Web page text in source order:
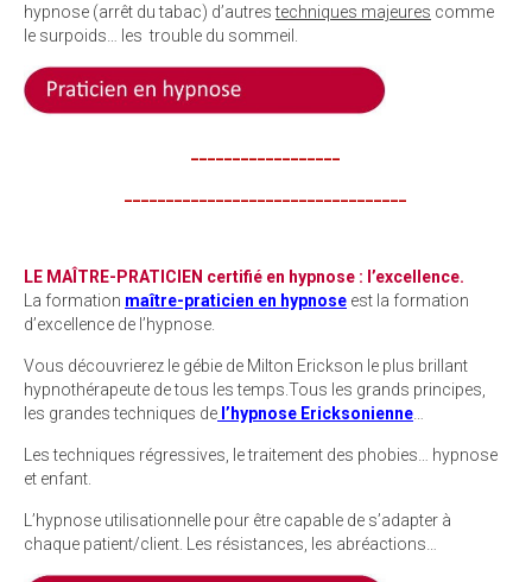
hypnose (arrêt du tabac) d’autrestechniques majeures comme
le surpoids… les trouble du sommeil.
LE MAÎTRE-PRATICIEN certifié en hypnose : l’excellence.
La formation maître-praticien en hypnose est la formation
d’excellence de l’hypnose.
Vous découvrierez le gébie de Milton Erickson le plus brillant
hypnothérapeute de tous les temps.Tous les grands principes,
les grandes techniques de l’hypnose Ericksonienne
Les techniques régressives, le traitement des phobies… hypnose
et enfant.
L’hypnose utilisationnelle pour être capable de s’adapter à
chaque patient/client. Les résistances, les abréactions…